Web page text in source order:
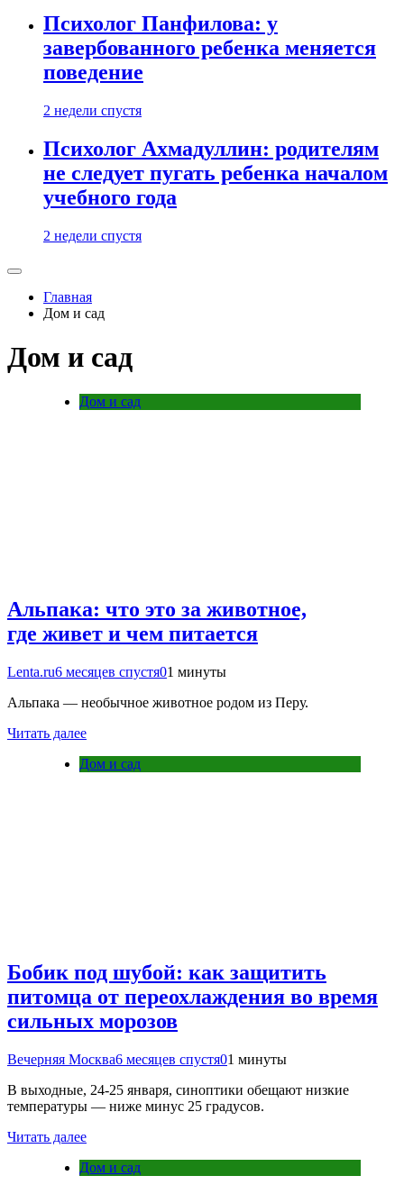
Психолог Панфилова: у
завербованного ребенка меняется
поведение
2 недели спустя
Психолог Ахмадуллин: родителям
не следует пугать ребенка началом
учебного года
2 недели спустя
Главная
Дом и сад
Дом и сад
Дом и сад
Альпака: что это за животное,
где живет и чем питается
Lenta.ru6 месяцев спустя01 минуты
Альпака — необычное животное родом из Перу.
Читать далее
Дом и сад
Бобик под шубой: как защитить
питомца от переохлаждения во время
сильных морозов
Вечерняя Москва6 месяцев спустя01 минуты
В выходные, 24-25 января, синоптики обещают низкие
температуры — ниже минус 25 градусов.
Читать далее
Дом и сад